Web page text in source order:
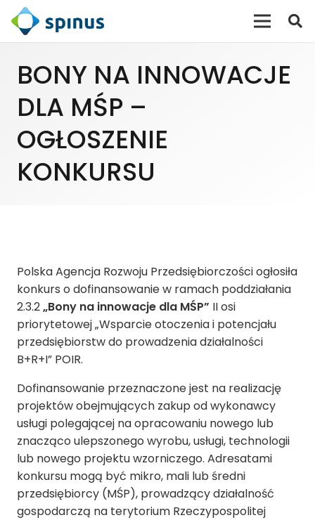
BONY NA INNOWACJE
DLA MŚP –
OGŁOSZENIE
KONKURSU
Polska Agencja Rozwoju Przedsiębiorczości ogłosiła
konkurs o dofinansowanie w ramach poddziałania
2.3.2„Bony na innowacje dla MŚP” II osi
priorytetowej „Wsparcie otoczenia i potencjału
przedsiębiorstw do prowadzenia działalności
B+R+I” POIR.
Dofinansowanie przeznaczone jest na realizację
projektów obejmujących zakup od wykonawcy
usługi polegającej na opracowaniu nowego lub
znacząco ulepszonego wyrobu, usługi, technologii
lub nowego projektu wzorniczego. Adresatami
konkursu mogą być mikro, mali lub średni
przedsiębiorcy (MŚP), prowadzący działalność
gospodarczą na terytorium Rzeczypospolitej